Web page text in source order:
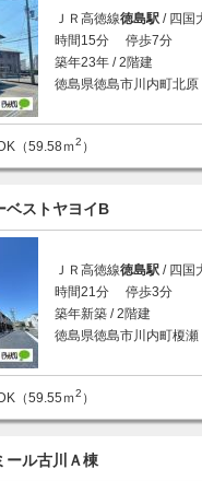
ＪＲ高徳線徳島駅 / 四国
時間15分 停歩7分
築年23年 / 2階建
徳島県徳島市川内町北原
（59.58ｍ2 ）
ベストヤヨイB
ＪＲ高徳線徳島駅 / 四国
時間21分 停歩3分
築年新築 / 2階建
徳島県徳島市川内町榎瀬
（59.55ｍ2 ）
ール古川Ａ棟